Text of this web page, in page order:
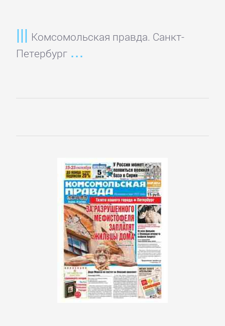
Комсомольская правда. Санкт-
Петербург
фантастика
Зарубежное
любовные
Зарубежные
приключения
Зарубежные